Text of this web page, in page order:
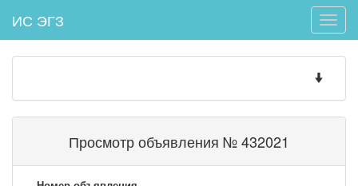
Toggle
ИС ЭГЗ
Toggle
Просмотр объявления № 432021